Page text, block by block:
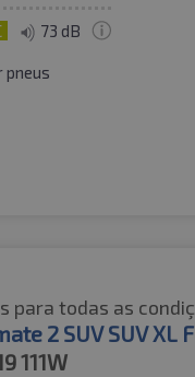
73 dB
pneus
para todas as
2 SUV SUV XL
111W